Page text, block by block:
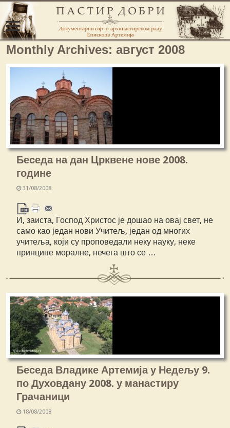
Monthly Archives:август 2008
Беседа на дан Црквене нове 2008.
године
31/08/2008
И, заиста, Господ Христос је дошао на овај свет, не
само као један нови Учитељ, један од многих
учитеља, који су проповедали неку науку, неке
принципе моралне, нечега што се …
Беседа Владике Артемија у Недељу 9.
по Духовдану 2008. у манастиру
Грачаници
18/08/2008